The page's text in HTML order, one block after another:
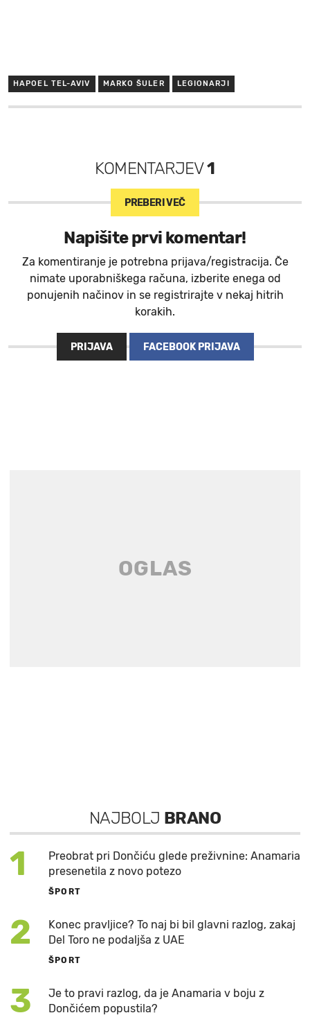
HAPOEL TEL-AVIV MARKO ŠULER LEGIONARJI
KOMENTARJEV1
PREBERI VEČ
Napišite prvi komentar!
Za komentiranje je potrebna prijava/registracija. Če
nimate uporabniškega računa, izberite enega od
ponujenih načinov in se registrirajte v nekaj hitrih
korakih.
PRIJAVA FACEBOOK PRIJAVA
NAJBOLJ BRANO
1
Preobrat pri Dončiću glede preživnine: Anamaria
presenetila z novo potezo
ŠPORT
2
Konec pravljice? To naj bi bil glavni razlog, zakaj
Del Toro ne podaljša z UAE
ŠPORT
3
Je to pravi razlog, da je Anamaria v boju z
Dončićem popustila?